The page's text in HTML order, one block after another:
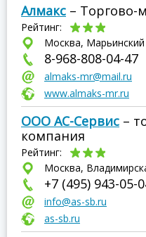
Алмакс – Торгово-
Рейтинг:
Москва,
8-968-808-04-47
almaks-mr@mail.ru
www.almaks-mr.ru
ООО АС-Сервис –
компания
Рейтинг:
Москва,
+7 (495) 943-05-
info@as-sb.ru
as-sb.ru